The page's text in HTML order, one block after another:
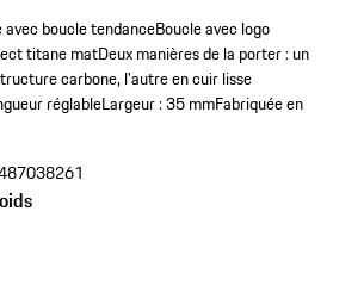
boucle tendanceBoucle avec logo
titane matDeux manières de la porter : un
carbone, l'autre en cuir lisse
réglableLargeur : 35 mmFabriquée en